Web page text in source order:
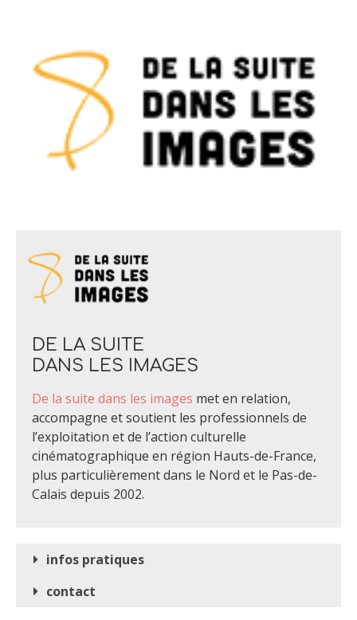
DE LA SUITE
DANS LES IMAGES
De la suite dans les images met en relation,
accompagne et soutient les professionnels de
l’exploitation et de l’action culturelle
cinématographique en région Hauts-de-France,
plus particulièrement dans le Nord et le Pas-de-
Calais depuis 2002.
infos pratiques
contact